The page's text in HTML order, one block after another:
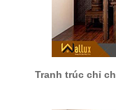
Tranh trúc chỉ